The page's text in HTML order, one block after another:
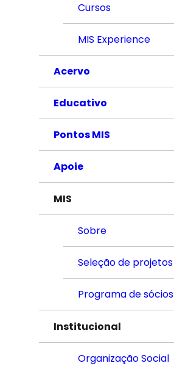
Cursos
MIS Experience
Acervo
Educativo
Pontos MIS
Apoie
MIS
Sobre
Seleção de projetos
Programa de sócios
Institucional
Organização Social